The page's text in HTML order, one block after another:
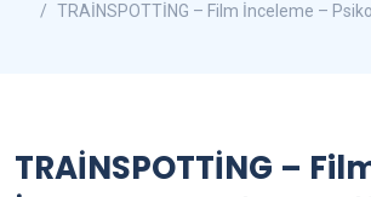
TRAİNSPOTTİNG – Film İnceleme –
TRAİNSPOTTİNG –